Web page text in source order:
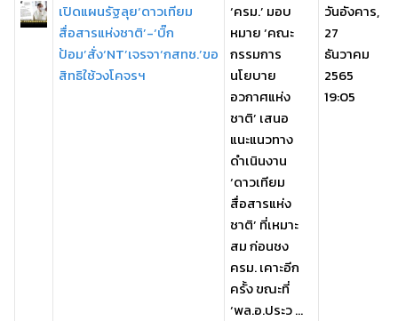
เปิดแผนรัฐลุย‘ดาวเทียม
สื่อสารแห่งชาติ’-‘บิ๊ก
ป้อม’สั่ง‘NT’เจรจา‘กสทช.’ขอ
สิทธิใช้วงโคจรฯ
‘ครม.’ มอบ
หมาย ‘คณะ
กรรมการ
นโยบาย
อวกาศแห่ง
ชาติ’ เสนอ
แนะแนวทาง
ดำเนินงาน
‘ดาวเทียม
สื่อสารแห่ง
ชาติ’ ที่เหมาะ
สม ก่อนชง
ครม. เคาะอีก
ครั้ง ขณะที่
‘พล.อ.ประว ...
วันอังคาร,
27
ธันวาคม
2565
19:05